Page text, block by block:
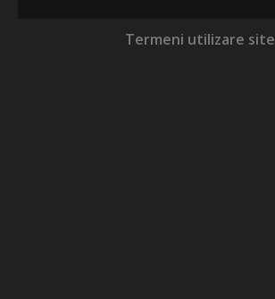
Termeni utilizare site